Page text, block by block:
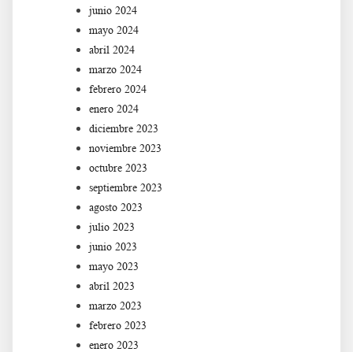
junio 2024
mayo 2024
abril 2024
marzo 2024
febrero 2024
enero 2024
diciembre 2023
noviembre 2023
octubre 2023
septiembre 2023
agosto 2023
julio 2023
junio 2023
mayo 2023
abril 2023
marzo 2023
febrero 2023
enero 2023